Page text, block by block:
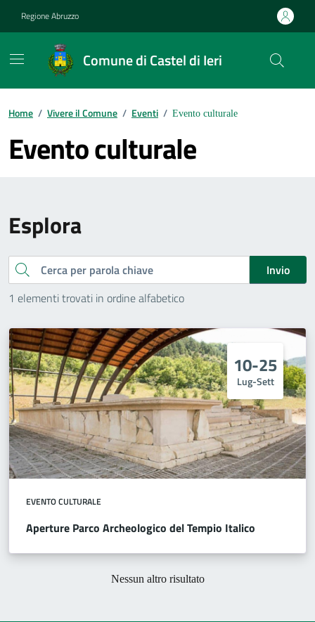
Regione Abruzzo
Comune di Castel di Ieri
Contenuti in evidenza
Home / Vivere il Comune / Eventi / Evento culturale
Evento culturale
Esplora
Cerca
Invio
1 elementi trovati in ordine alfabetico
10-25
Lug-Sett
EVENTO CULTURALE
Aperture Parco Archeologico del Tempio Italico
Nessun altro risultato